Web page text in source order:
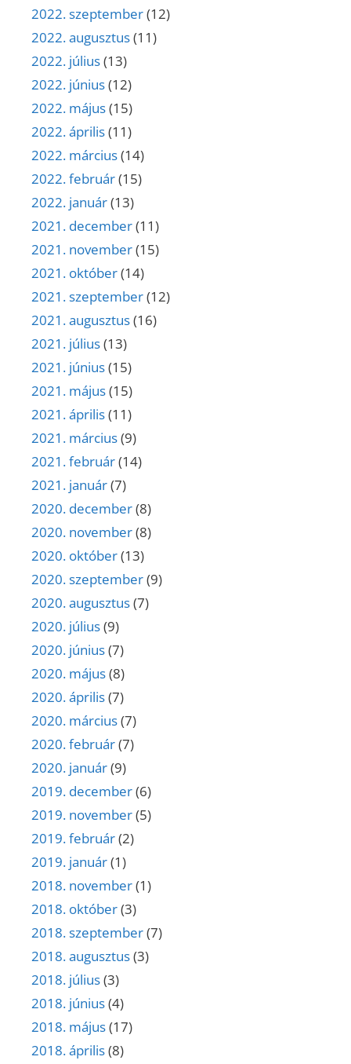
2022. szeptember(12)
2022. augusztus(11)
2022. július(13)
2022. június(12)
2022. május(15)
2022. április(11)
2022. március(14)
2022. február(15)
2022. január(13)
2021. december(11)
2021. november(15)
2021. október(14)
2021. szeptember(12)
2021. augusztus(16)
2021. július(13)
2021. június(15)
2021. május(15)
2021. április(11)
2021. március(9)
2021. február(14)
2021. január(7)
2020. december(8)
2020. november(8)
2020. október(13)
2020. szeptember(9)
2020. augusztus(7)
2020. július(9)
2020. június(7)
2020. május(8)
2020. április(7)
2020. március(7)
2020. február(7)
2020. január(9)
2019. december(6)
2019. november(5)
2019. február(2)
2019. január(1)
2018. november(1)
2018. október(3)
2018. szeptember(7)
2018. augusztus(3)
2018. július(3)
2018. június(4)
2018. május(17)
2018. április(8)